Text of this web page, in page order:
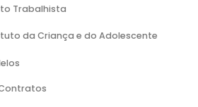
Trabalhista
da Criança e do Adolescente